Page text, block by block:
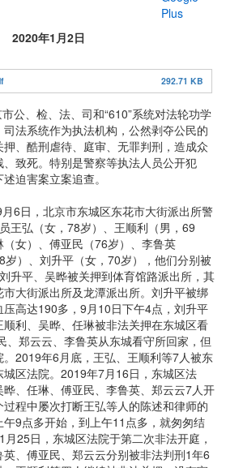
2020年1月2日
292.71 KB
公、检、法、司和“610”系统对法轮功学
法系统作为执法机构，公然剥夺公民的
、酷刑虐待、庭审、无罪判刑，造成众
致死。特别是警察等执法人员公开犯
迫害案立案追查。
6日，北京市东城区东花市大街派出所警
王弘（女，78岁）、王顺利（男，69
女）、傅亚民（76岁）、李鲁英
岁）、刘升平（女，70岁），他们分别被
升平、吴晔被关押到体育馆路派出所，其
大街派出所及龙潭派出所。刘升平被绑
高达190多，9月10日下午4点，刘升平
利、吴晔、任琳被非法关押在东城区看
、郑云云、李鲁英从东城看守所回家，但
2019年6月底，王弘、王顺利等7人被东
区法院。2019年7月16日，东城区法
、任琳、傅亚民、李鲁英、郑云云7人开
程中屡次打断王弘等人的陈述和律师的
9点多开始，到上午11点多，就匆匆结
25日，东城区法院于第二次非法开庭，
、傅亚民、郑云云分别被非法判刑1年6